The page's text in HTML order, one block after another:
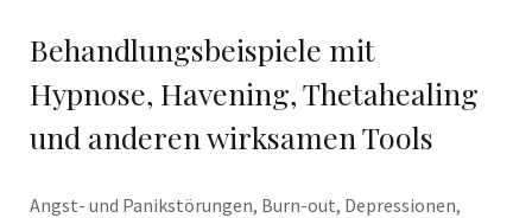
Behandlungsbeispiele mit
Hypnose, Havening, Thetahealing
und anderen wirksamen Tools
Angst- und Panikstörungen, Burn-out, Depressionen,